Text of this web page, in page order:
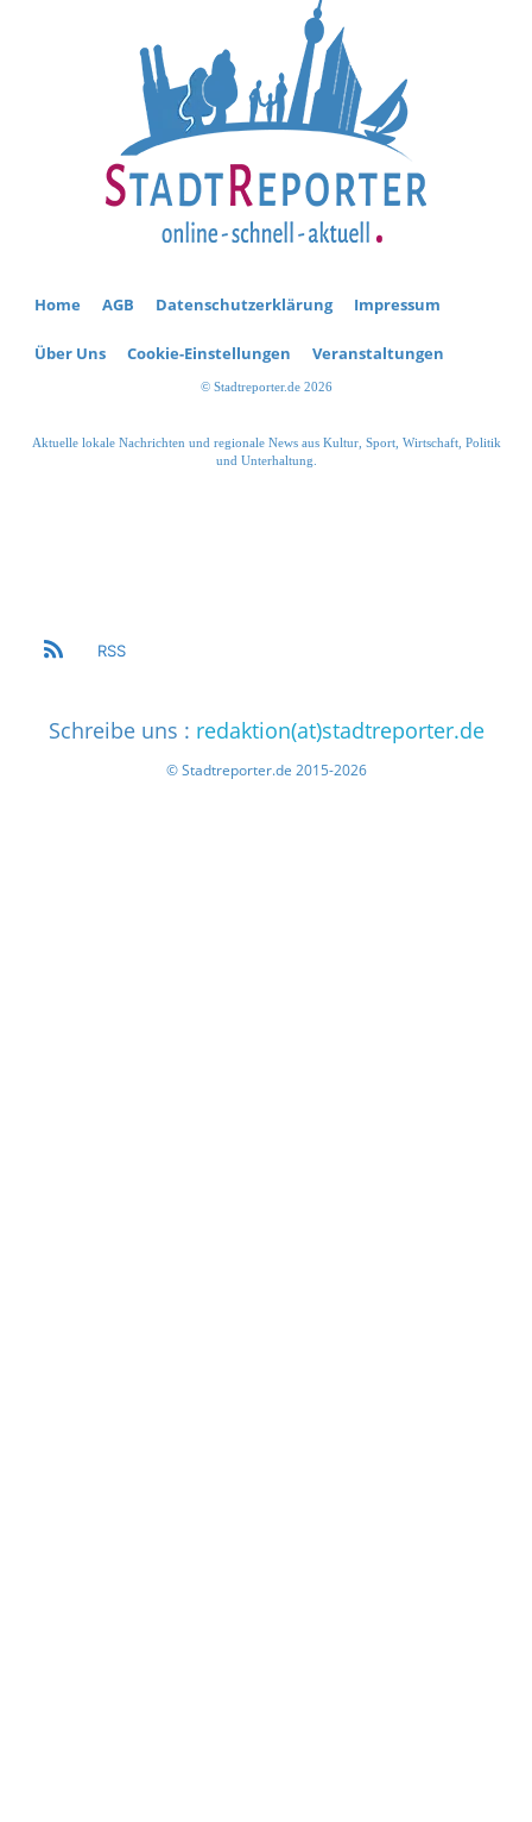
Home AGB Datenschutzerklärung Impressum
Über Uns Cookie-Einstellungen Veranstaltungen
© Stadtreporter.de 2026
Aktuelle lokale Nachrichten und regionale News aus Kultur, Sport, Wirtschaft, Politik
und Unterhaltung.
RSS
Schreibe uns : redaktion(at)stadtreporter.de
© Stadtreporter.de 2015-2026